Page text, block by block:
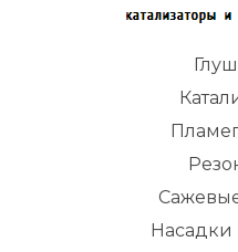
Насадки